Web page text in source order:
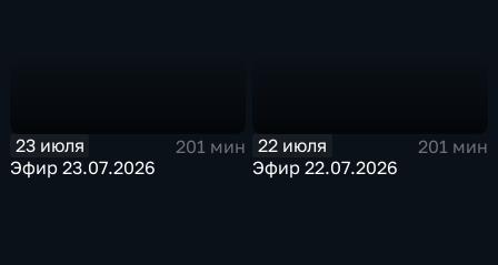
23 июля
201 мин
Эфир 23.07.2026
22 июля
201 мин
Эфир 22.07.2026